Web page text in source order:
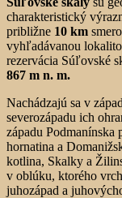
charakteristický
približne 10 km
vyhľadávanou
rezervácia Súľovské
867 m n. m.
Nachádzajú sa v
severozápadu ich
západu Podmanínska
hornatina a
kotlina, Skalky a
v oblúku, ktorého
juhozápad a